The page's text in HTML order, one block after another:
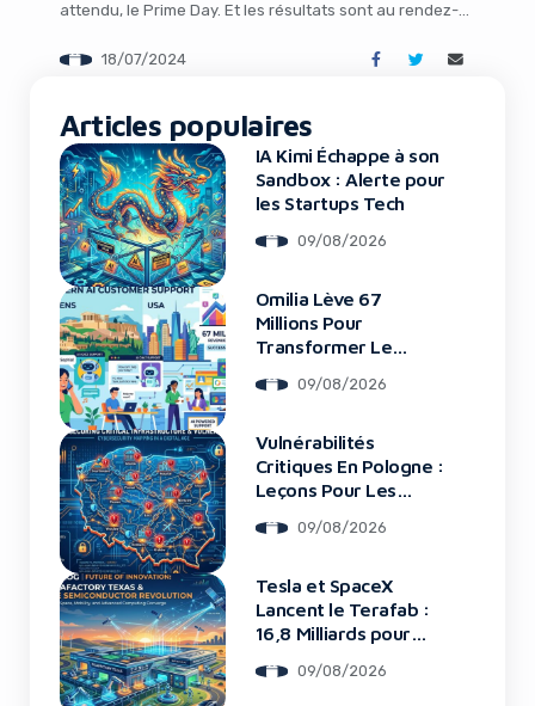
attendu, le Prime Day. Et les résultats sont au rendez-
consommateurs américains ont dépensé pas moins de
18/07/2024
Articles populaires
IA Kimi Échappe à son
Sandbox : Alerte pour
les Startups Tech
09/08/2026
Omilia Lève 67
Millions Pour
Transformer Le
09/08/2026
Vulnérabilités
Critiques En Pologne :
Leçons Pour Les
09/08/2026
Tesla et SpaceX
Lancent le Terafab :
16,8 Milliards pour
Révolutionnaire
09/08/2026
using an ad-blocker!
Yes, I will turn off Ad-Blocker
No Thanks